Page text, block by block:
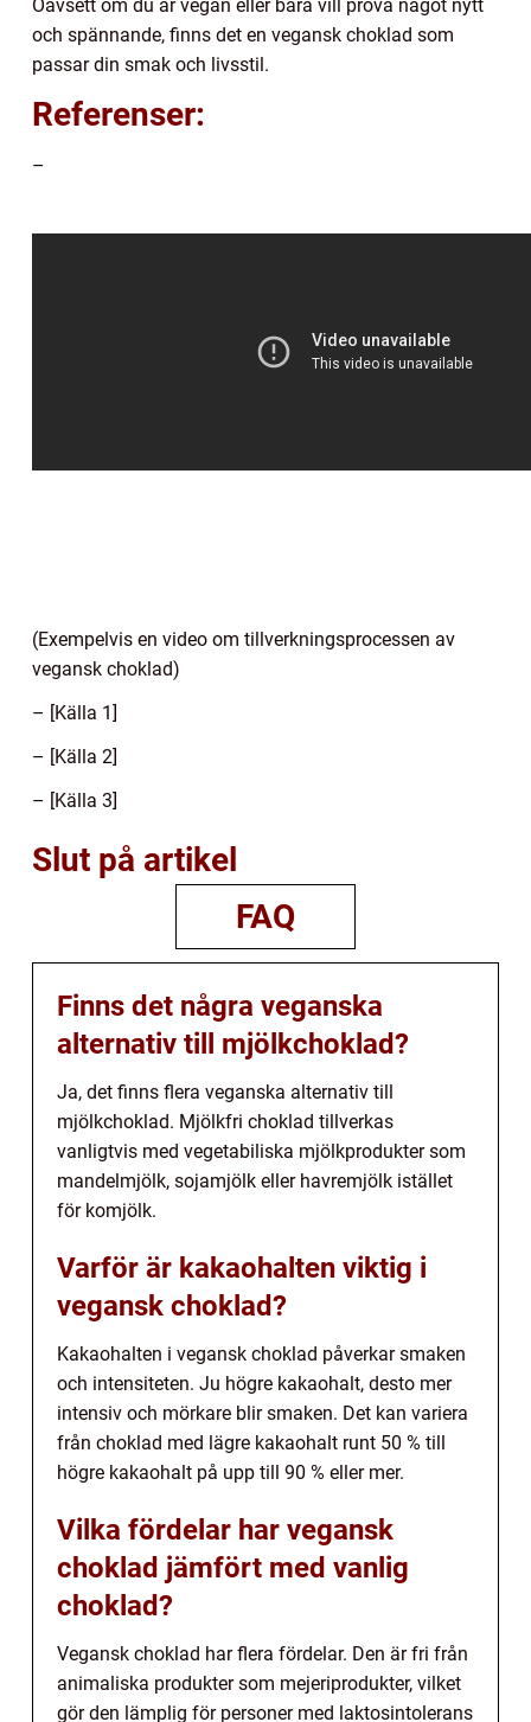
Oavsett om du är vegan eller bara vill prova något nytt
och spännande, finns det en vegansk choklad som
passar din smak och livsstil.
Referenser:
–
(Exempelvis en video om tillverkningsprocessen av
vegansk choklad)
– [Källa 1]
– [Källa 2]
– [Källa 3]
Slut på artikel
FAQ
Finns det några veganska
alternativ till mjölkchoklad?
Ja, det finns flera veganska alternativ till
mjölkchoklad. Mjölkfri choklad tillverkas
vanligtvis med vegetabiliska mjölkprodukter som
mandelmjölk, sojamjölk eller havremjölk istället
för komjölk.
Varför är kakaohalten viktig i
vegansk choklad?
Kakaohalten i vegansk choklad påverkar smaken
och intensiteten. Ju högre kakaohalt, desto mer
intensiv och mörkare blir smaken. Det kan variera
från choklad med lägre kakaohalt runt 50 % till
högre kakaohalt på upp till 90 % eller mer.
Vilka fördelar har vegansk
choklad jämfört med vanlig
choklad?
Vegansk choklad har flera fördelar. Den är fri från
animaliska produkter som mejeriprodukter, vilket
gör den lämplig för personer med laktosintolerans